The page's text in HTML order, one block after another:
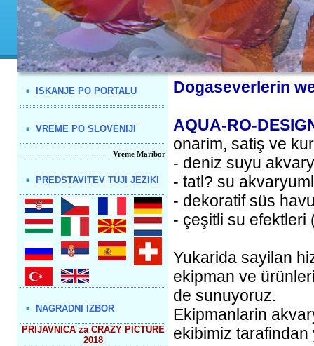
ISKANJE PO PORTALU
VREME PO SLOVENIJI
Vreme Maribor
PREDSTAVITEV TUJI JEZIKI
NAGRADNI IZBOR
PRIJAVNICA za CRAZY PICTURE
2018
Dogaseverlerin
AQUA-RO-
onarim, satiş ve
- deniz suyu
- tatl? su
- dekoratif süs
- çeşitli su efektleri
Yukarida sayilan
ekipman ve
de sunuyoruz.
Ekipmanlarin
ekibimiz tarafindan